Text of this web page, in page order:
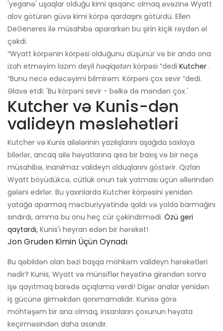
'yeganə' uşaqlar olduğu kimi qısqanc olmaq əvəzinə Wyatt
alov götürən güvə kimi körpə qardaşını götürdü. Ellen
DeGeneres ilə müsahibə apararkən bu şirin kiçik rəydən əl
çəkdi.
“Wyatt körpənin körpəsi olduğunu düşünür və bir anda ona
izah etməyim lazım deyil həqiqətən körpəsi ”dedi Kutcher .
“Bunu necə edəcəyimi bilmirəm. Körpəni çox sevir ”dedi.
Əlavə etdi: 'Bu körpəni sevir - bəlkə də məndən çox.'
Kutcher və Kunis-dən
valideyn məsləhətləri
Kutcher və Kunis ailələrinin yazılışlarını aşağıda saxlaya
bilərlər, ancaq ailə həyatlarına qısa bir baxış və bir neçə
müsahibə, inanılmaz valideyn olduqlarını göstərir. Qızları
Wyatt böyüdükcə, cütlük onun tək yatması üçün əllərindən
gələni edirlər. Bu yaxınlarda Kutcher körpəsini yenidən
yatağa aparmaq məcburiyyətində qaldı və yolda barmağını
sındırdı, amma bu onu heç cür çəkindirmədi. Özü geri
qaytardı, Kunis'i heyran edən bir hərəkət!
Jon Gruden Kimin Üçün Oynadı
Bu qəbildən olan bəzi başqa möhkəm valideyn hərəkətləri
nədir? Kunis, Wyatt və münsiflər heyətinə girəndən sonra
işə qayıtmaq barədə açıqlama verdi! Digər analar yenidən
iş gücünə girməkdən qorxmamalıdır. Kunisə görə
möhtəşəm bir ana olmaq, insanların çoxunun həyata
keçirməsindən daha asandır.